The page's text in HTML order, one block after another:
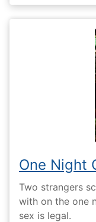
One Night
Two strangers
with on the one
sex is legal.